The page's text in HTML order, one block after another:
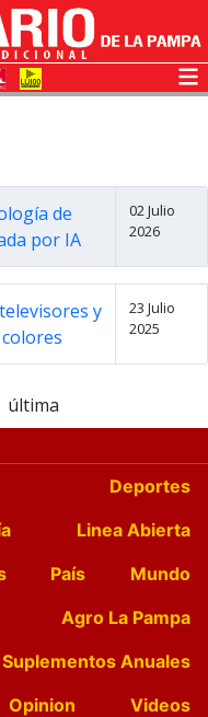
de
por IA
02 Julio
2026
y
23 Julio
2025
última
Deportes
Linea Abierta
País
Mundo
Agro La Pampa
Suplementos Anuales
Opinion
Videos